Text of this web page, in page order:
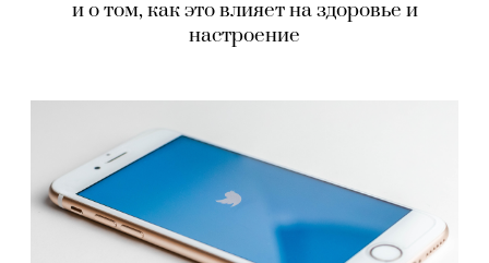
и о том, как это влияет на здоровье и
настроение